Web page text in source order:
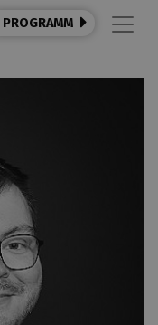
PROGRAMM